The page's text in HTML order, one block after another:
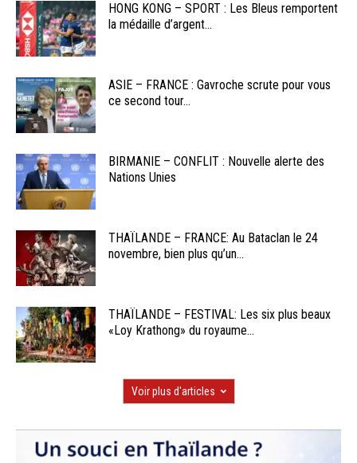
HONG KONG – SPORT : Les Bleus remportent
la médaille d’argent...
ASIE – FRANCE : Gavroche scrute pour vous
ce second tour...
BIRMANIE – CONFLIT : Nouvelle alerte des
Nations Unies
THAÏLANDE – FRANCE: Au Bataclan le 24
novembre, bien plus qu’un...
THAÏLANDE – FESTIVAL: Les six plus beaux
«Loy Krathong» du royaume...
Voir plus d'articles